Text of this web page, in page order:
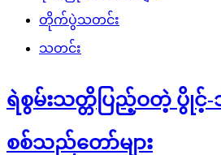
တိုက်ပွဲသတင်း
သတင်း
ရဲစွမ်းသတ္တိပြည့်ဝတဲ့ ပွိုင့်-
စစ်သည်တော်များ